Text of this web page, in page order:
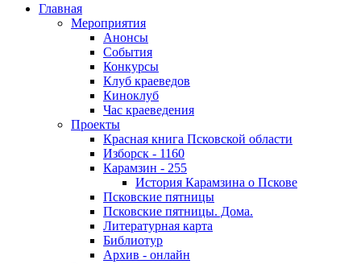
Главная
Мероприятия
Анонсы
События
Конкурсы
Клуб краеведов
Киноклуб
Час краеведения
Проекты
Красная книга Псковской области
Изборск - 1160
Карамзин - 255
История Карамзина о Пскове
Псковские пятницы
Псковские пятницы. Дома.
Литературная карта
Библиотур
Архив - онлайн